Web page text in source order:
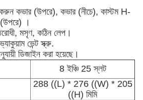
কভার (উপরে), কভার (নীচে), কাস্টম H-
।
মসৃণ, কঠিন লেপ।
ভেন্ট স্ক্রু.
ডিজাইন করা হয়েছে।
8 ইঞ্চি 25 স্লট
288 ((L) * 276 ((W) * 205
((H) মিমি